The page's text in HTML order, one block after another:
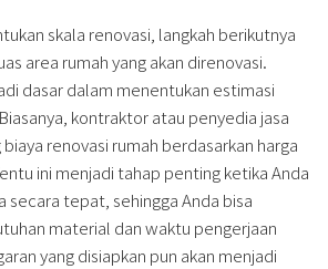
skala renovasi, langkah berikutnya
area rumah yang akan direnovasi.
dasar dalam menentukan estimasi
kontraktor atau penyedia jasa
renovasi rumah berdasarkan harga
ini menjadi tahap penting ketika Anda
secara tepat, sehingga Anda bisa
material dan waktu pengerjaan
yang disiapkan pun akan menjadi